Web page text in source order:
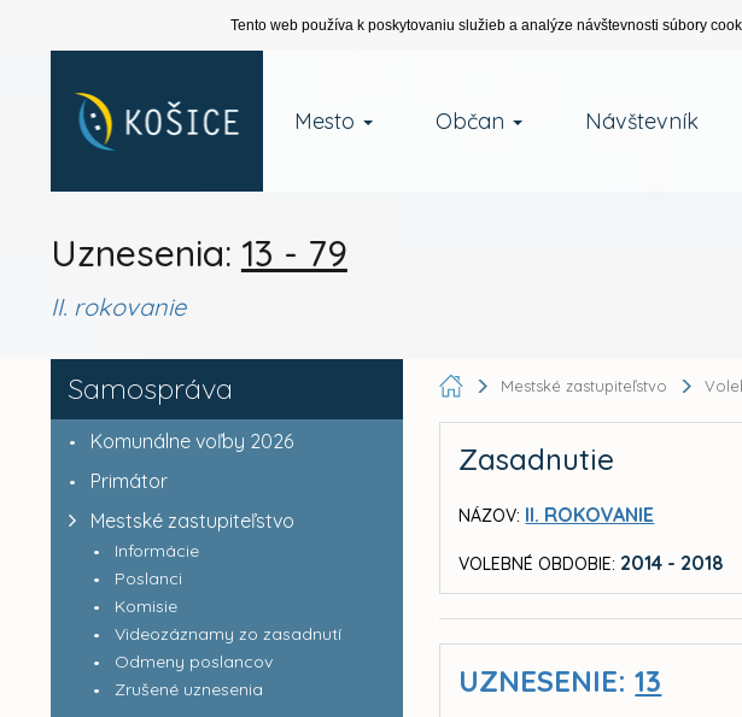
Tento web používa k poskytovaniu služieb a analýze návštevnosti súbory
Mesto Občan Návštevník
Uznesenia: 13 - 79
II. rokovanie
Samospráva
Komunálne voľby 2026
Primátor
Mestské zastupiteľstvo
Informácie
Poslanci
Komisie
Videozáznamy zo zasadnutí
Odmeny poslancov
Zrušené uznesenia
Mestské zastupiteľstvo
Zasadnutie
NÁZOV: II. ROKOVANIE
VOLEBNÉ OBDOBIE: 2014 - 2018
UZNESENIE:13